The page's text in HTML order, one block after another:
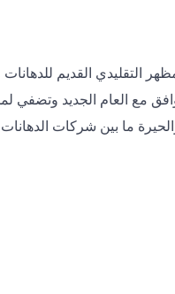
التقليدي القديم
مع العام الجديد وتضفي
ما بين شركات